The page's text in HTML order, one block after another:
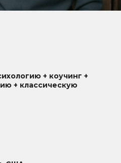
+ коучинг +
+ классическую